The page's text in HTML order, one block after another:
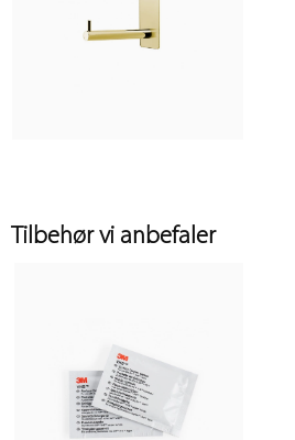
Tilbehør vi anbefaler